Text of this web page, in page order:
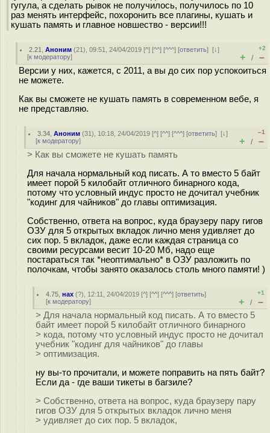
гугула, а сделать рывок не получилось, получилось по 10
раз менять интерфейс, похоронить все плагины, кушать и
кушать память и главное новшество - версии!!!
2.21 ,Аноним (21), 09:51, 24/04/2019 [^] [^^] [^^^] [ответить][↓]
[к модератору]
+2
+ / –
Версии у них, кажется, с 2011, а вы до сих пор успокоиться
не можете.
Как вы сможете не кушать память в современном вебе, я
не представляю.
3.34 ,Аноним (31), 10:18, 24/04/2019 [^] [^^] [^^^] [ответить][↓]
[к модератору]
–1
+ / –
> Как вы сможете не кушать память
Для начала нормальный код писать. А то вместо 5 байт
имеет порой 5 килобайт отличного бинарного кода,
потому что условный индус просто не дочитал учебник
"кодинг для чайников" до главы оптимизация.
Собственно, ответа на вопрос, куда браузеру пару гигов
ОЗУ для 5 открытых вкладок лично меня удивляет до
сих пор. 5 вкладок, даже если каждая страница со
своими ресурсами весит 10-20 Мб, надо еще
постараться так *неоптимально* в ОЗУ разложить по
полочкам, чтобы занято оказалось столь много памяти! )
4.75 ,нах (?), 12:11, 24/04/2019 [^] [^^] [^^^] [ответить]
[к модератору]
+1
+ / –
> Для начала нормальный код писать. А то вместо 5
байт имеет порой 5 килобайт отличного бинарного
> кода, потому что условный индус просто не дочитал
учебник "кодинг для чайников" до главы
> оптимизация.
ну вы-то прочитали, и можете поправить на пять байт?
Если да - где ваши тикеты в багзиле?
> Собственно, ответа на вопрос, куда браузеру пару
гигов ОЗУ для 5 открытых вкладок лично меня
> удивляет до сих пор. 5 вкладок,